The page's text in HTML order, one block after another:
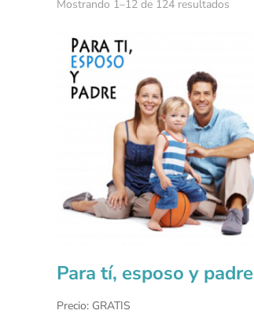
Mostrando 1–12 de 124 resultados
Para tí, esposo y padre
Precio: GRATIS